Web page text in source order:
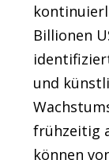
Billionen
und
frühzeitig
können